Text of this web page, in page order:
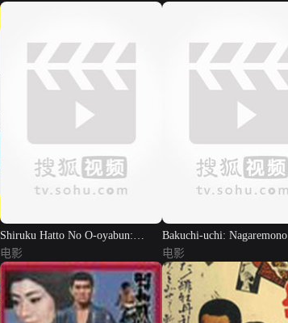
Shiruku Hatto No O-oyabun:
Chobi-
电影
Bakuchi-uchi: Nagaremono
电影